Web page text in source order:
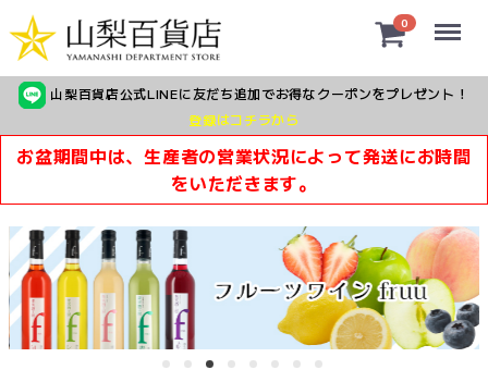
0 Menu
山梨百貨店公式LINEに友だち追加でお得なクーポンをプレゼント！
登録はコチラから
お盆期間中は、生産者の営業状況によって発送にお時間
をいただきます。